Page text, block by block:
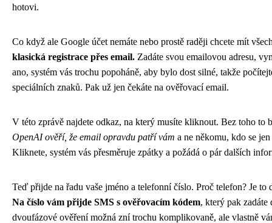
hotovi.
Co když ale Google účet nemáte nebo prostě raději chcete mít
klasická registrace přes email. Zadáte svou emailovou adresu,
ano, systém vás trochu popoháně, aby bylo dost silné, takže
speciálních znaků. Pak už jen čekáte na ověřovací email.
V této zprávě najdete odkaz, na který musíte kliknout. Bez toho to
OpenAI ověří, že email opravdu patří vám a ne někomu, kdo se
Kliknete, systém vás přesměruje zpátky a požádá o pár dalších
Teď přijde na řadu vaše jméno a telefonní číslo. Proč telefon? Je
Na číslo vám přijde SMS s ověřovacím kódem, který pak
dvoufázové ověření možná zní trochu komplikovaně, ale vlastně